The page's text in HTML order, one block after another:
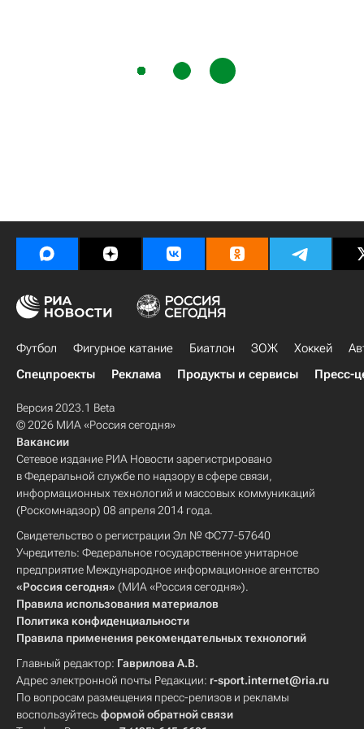
Футбол Фигурное катание Биатлон ЗОЖ Хоккей
Спецпроекты
Реклама Продукты и сервисы Пресс-
Версия 2023.1 Beta
© 2026 МИА «Россия сегодня»
Вакансии
Сетевое издание РИА Новости зарегистрировано
в Федеральной службе по надзору в сфере связи,
информационных технологий и массовых коммуникаций
(Роскомнадзор) 08 апреля 2014 года.
Свидетельство о регистрации Эл № ФС77-57640
Учредитель: Федеральное государственное унитарное
предприятие Международное информационное агентство
«Россия сегодня» (МИА «Россия сегодня»).
Правила использования материалов
Политика конфиденциальности
Правила применения рекомендательных технологий
Главный редактор: Гаврилова А.В.
Адрес электронной почты Редакции: r-sport.internet@ria.ru
По вопросам размещения пресс-релизов и рекламы
воспользуйтесьформой обратной связи